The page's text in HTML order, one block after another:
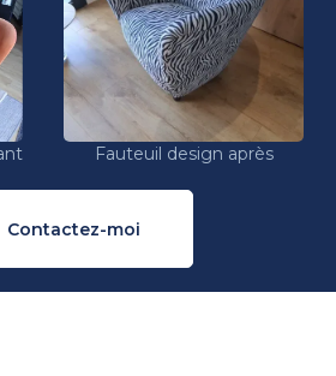
Fauteuil design après
Contactez-moi